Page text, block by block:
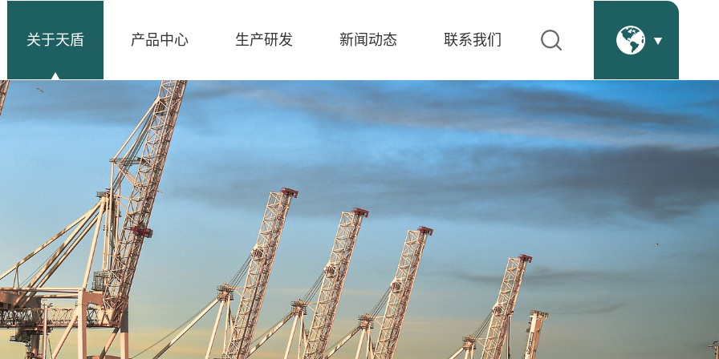
关于天盾 产品中心 生产研发 新闻动态 联系我们